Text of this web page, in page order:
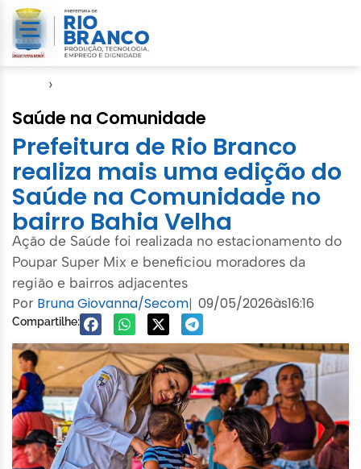
›
Saúde na Comunidade
Prefeitura de Rio Branco
realiza mais uma edição do
Saúde na Comunidade no
bairro Bahia Velha
Ação de Saúde foi realizada no estacionamento do
Poupar Super Mix e beneficiou moradores da
região e bairros adjacentes
Por Bruna Giovanna/Secom| 09/05/2026às16:16
Compartilhe: